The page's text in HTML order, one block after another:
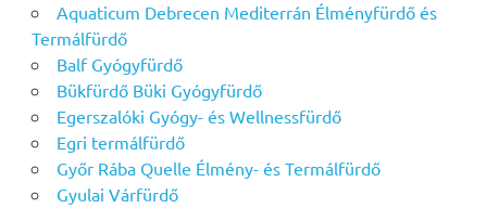
Aquaticum Debrecen Mediterrán Élményfürdő és
Termálfürdő
Balf Gyógyfürdő
Bükfürdő Büki Gyógyfürdő
Egerszalóki Gyógy- és Wellnessfürdő
Egri termálfürdő
Győr Rába Quelle Élmény- és Termálfürdő
Gyulai Várfürdő